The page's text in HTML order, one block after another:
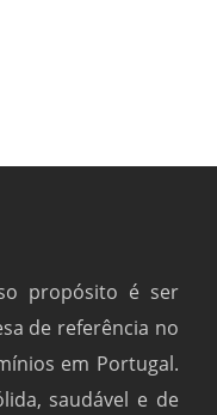
propósito é ser
de referência no
em Portugal.
saudável e de